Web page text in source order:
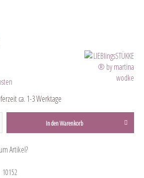
ca. 1-3 Werktage
In denWarenkorb
Artikel?
10152